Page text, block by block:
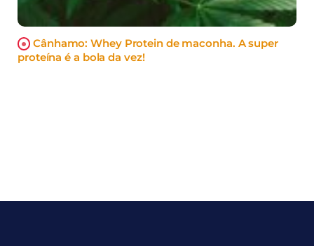
Cânhamo: Whey Protein de maconha. A super
proteína é a bola da vez!